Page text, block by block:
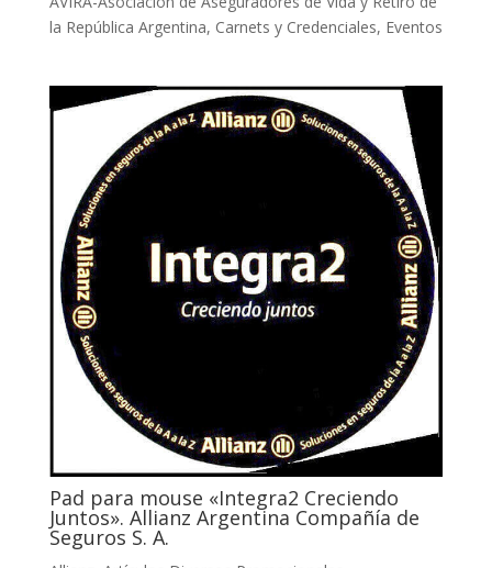
la República Argentina, Carnets y Credenciales, Eventos
Pad para mouse «Integra2 Creciendo
Juntos». Allianz Argentina Compañía de
Seguros S. A.